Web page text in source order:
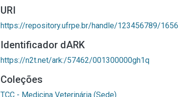
URI
https://repository.ufrpe.br/handle/123456789/1656
Identificador dARK
https://n2t.net/ark:/57462/001300000gh1q
Coleções
TCC - Medicina Veterinária (Sede)